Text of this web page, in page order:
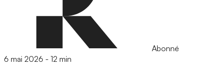
Abonné
6 mai 2026 - 12 min